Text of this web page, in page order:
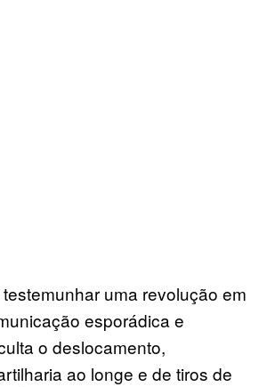
uma revolução em
esporádica e
o deslocamento,
ao longe e de tiros de